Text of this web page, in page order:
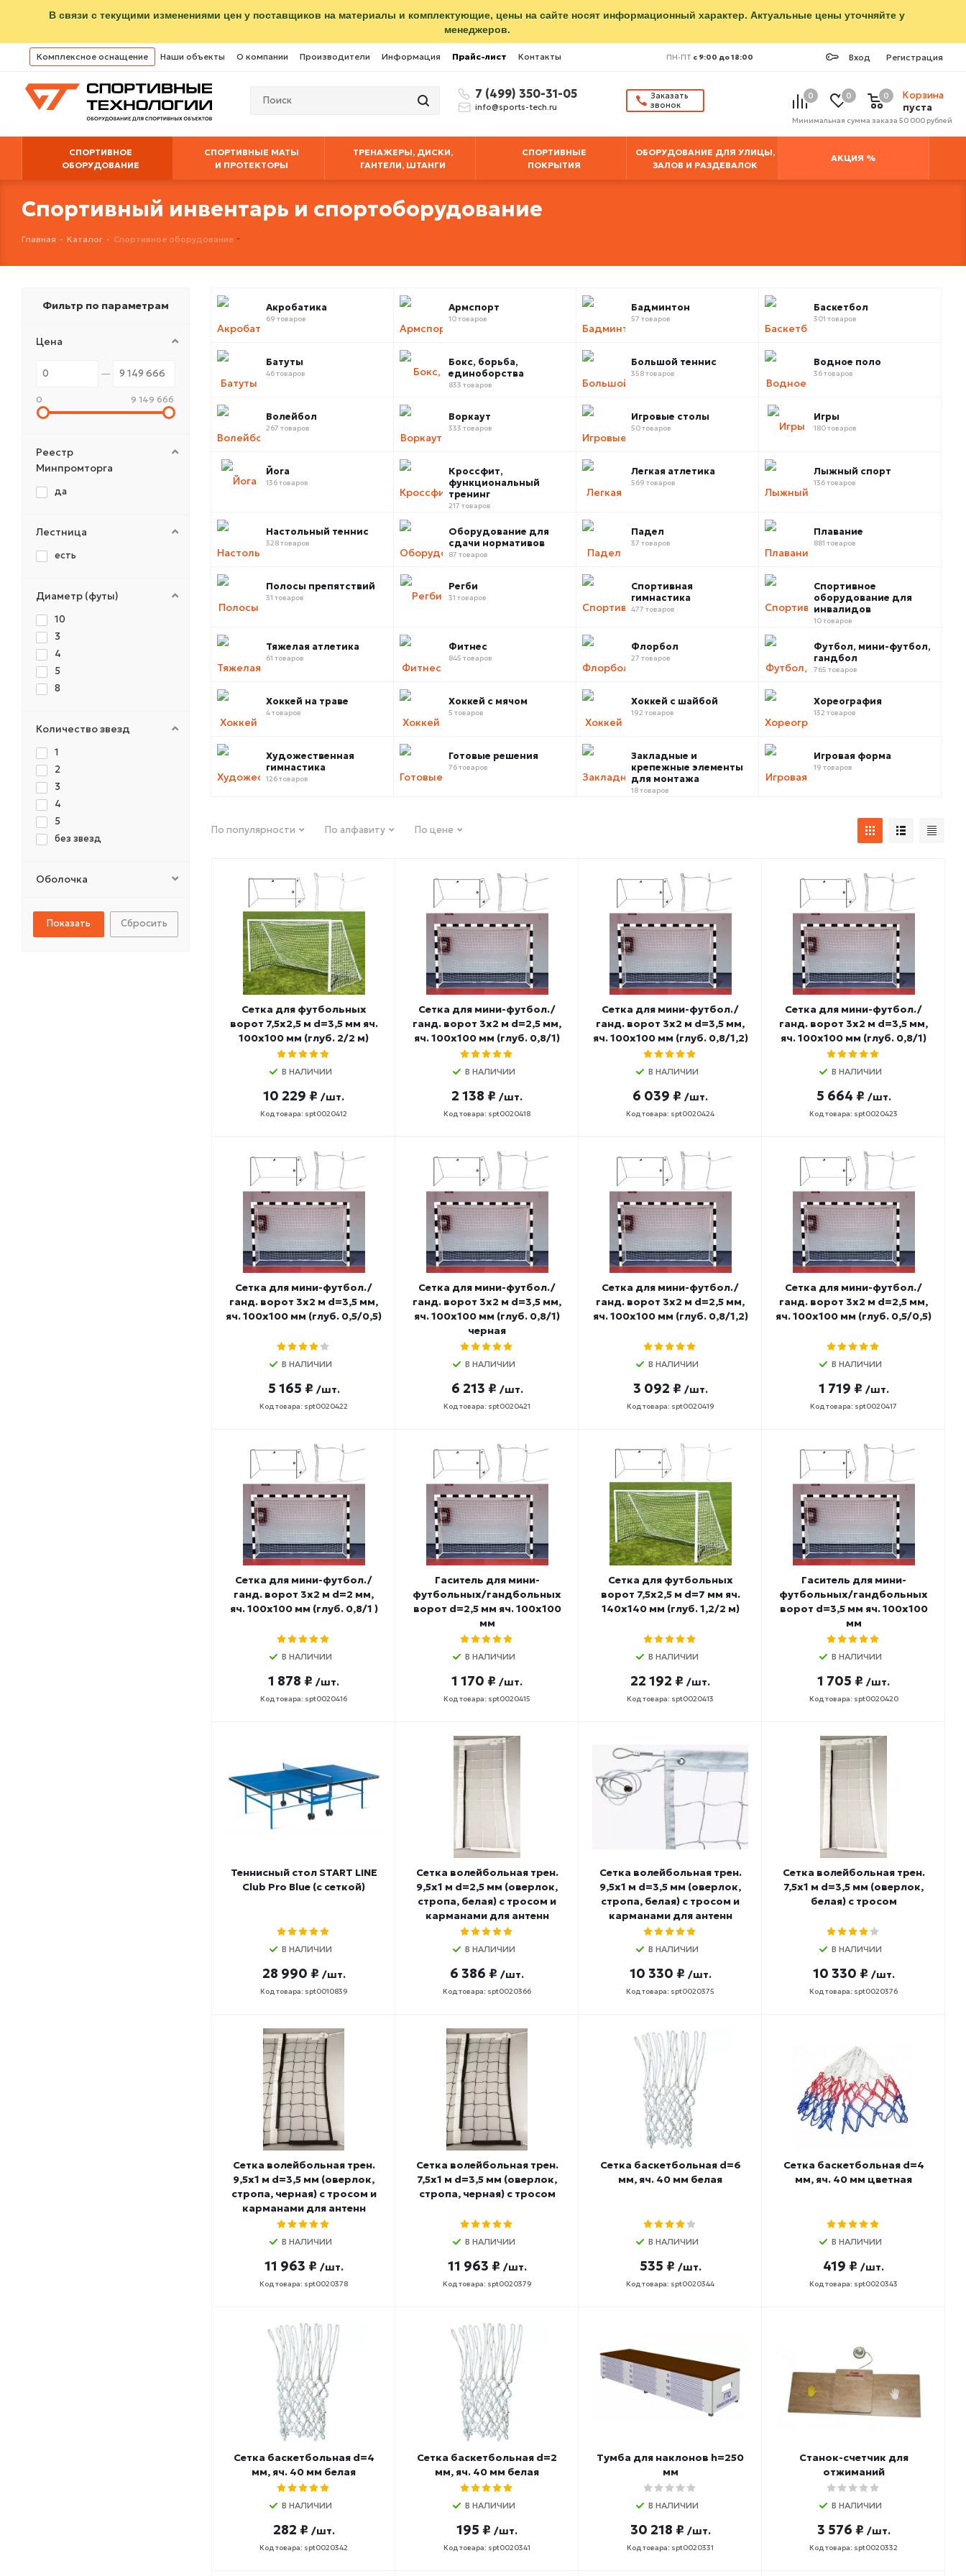
В связи с текущими изменениями цен у поставщиков на материалы и комплектующие, цены на сайте носят информационный характер. Актуальные цены уточняйте у
менеджеров.
Комплексное оснащение Наши объекты О компании Производители Информация Прайс-лист Контакты Вход Регистрация
ПН-ПТ с 9:00 до 18:00
7 (499) 350-31-05
info@sports-tech.ru
Заказать
звонок
0 0
Корзина
пуста
0
Минимальная сумма заказа 50 000 рублей
СПОРТИВНОЕ
ОБОРУДОВАНИЕ
СПОРТИВНЫЕ МАТЫ
И ПРОТЕКТОРЫ
ТРЕНАЖЕРЫ, ДИСКИ,
ГАНТЕЛИ, ШТАНГИ
СПОРТИВНЫЕ
ПОКРЫТИЯ
ОБОРУДОВАНИЕ ДЛЯ УЛИЦЫ,
ЗАЛОВ И РАЗДЕВАЛОК
АКЦИЯ %
Спортивный инвентарь и спортоборудование
Главная - Каталог - Спортивное оборудование
Акробатика
69 товаров
Армспорт
10 товаров
Бадминтон
57 товаров
Баскетбол
301 товаров
Батуты
46 товаров
Бокс, борьба,
единоборства
833 товаров
Большой теннис
358 товаров
Водное поло
36 товаров
Волейбол
267 товаров
Воркаут
333 товаров
Игровые столы
50 товаров
Игры
180 товаров
Йога
136 товаров
Кроссфит,
функциональный
тренинг
217 товаров
Легкая атлетика
569 товаров
Лыжный спорт
136 товаров
Настольный теннис
328 товаров
Оборудование для
сдачи нормативов
87 товаров
Падел
37 товаров
Плавание
881 товаров
Полосы препятствий
31 товаров
Регби
31 товаров
Спортивная
гимнастика
477 товаров
Спортивное
оборудование для
инвалидов
10 товаров
Тяжелая атлетика
61 товаров
Фитнес
845 товаров
Флорбол
27 товаров
Футбол, мини-футбол,
гандбол
765 товаров
Хоккей на траве
4 товаров
Хоккей с мячом
5 товаров
Хоккей с шайбой
192 товаров
Хореография
132 товаров
Художественная
гимнастика
126 товаров
Готовые решения
76 товаров
Закладные и
крепежные элементы
для монтажа
18 товаров
Игровая форма
19 товаров
По популярности По алфавиту По цене
Сетка для футбольных
ворот 7,5х2,5 м d=3,5 мм яч.
100х100 мм (глуб. 2/2 м)
В НАЛИЧИИ
10 229 ₽ /шт.
Код товара: spt0020412
Сетка для мини-футбол./
ганд. ворот 3х2 м d=2,5 мм,
яч. 100х100 мм (глуб. 0,8/1)
В НАЛИЧИИ
2 138 ₽ /шт.
Код товара: spt0020418
Сетка для мини-футбол./
ганд. ворот 3х2 м d=3,5 мм,
яч. 100х100 мм (глуб. 0,8/1,2)
В НАЛИЧИИ
6 039 ₽ /шт.
Код товара: spt0020424
Сетка для мини-футбол./
ганд. ворот 3х2 м d=3,5 мм,
яч. 100х100 мм (глуб. 0,8/1)
В НАЛИЧИИ
5 664 ₽ /шт.
Код товара: spt0020423
Сетка для мини-футбол./
ганд. ворот 3х2 м d=3,5 мм,
яч. 100х100 мм (глуб. 0,5/0,5)
В НАЛИЧИИ
5 165 ₽ /шт.
Код товара: spt0020422
Сетка для мини-футбол./
ганд. ворот 3х2 м d=3,5 мм,
яч. 100х100 мм (глуб. 0,8/1)
черная
В НАЛИЧИИ
6 213 ₽ /шт.
Код товара: spt0020421
Сетка для мини-футбол./
ганд. ворот 3х2 м d=2,5 мм,
яч. 100х100 мм (глуб. 0,8/1,2)
В НАЛИЧИИ
3 092 ₽ /шт.
Код товара: spt0020419
Сетка для мини-футбол./
ганд. ворот 3х2 м d=2,5 мм,
яч. 100х100 мм (глуб. 0,5/0,5)
В НАЛИЧИИ
1 719 ₽ /шт.
Код товара: spt0020417
Сетка для мини-футбол./
ганд. ворот 3х2 м d=2 мм,
яч. 100х100 мм (глуб. 0,8/1 )
В НАЛИЧИИ
1 878 ₽ /шт.
Код товара: spt0020416
Гаситель для мини-
футбольных/гандбольных
ворот d=2,5 мм яч. 100х100
мм
В НАЛИЧИИ
1 170 ₽ /шт.
Код товара: spt0020415
Сетка для футбольных
ворот 7,5х2,5 м d=7 мм яч.
140х140 мм (глуб. 1,2/2 м)
В НАЛИЧИИ
22 192 ₽ /шт.
Код товара: spt0020413
Гаситель для мини-
футбольных/гандбольных
ворот d=3,5 мм яч. 100х100
мм
В НАЛИЧИИ
1 705 ₽ /шт.
Код товара: spt0020420
Теннисный стол START LINE
Club Pro Blue (с сеткой)
В НАЛИЧИИ
28 990 ₽ /шт.
Код товара: spt0010839
Сетка волейбольная трен.
9,5х1 м d=2,5 мм (оверлок,
стропа, белая) с тросом и
карманами для антенн
В НАЛИЧИИ
6 386 ₽ /шт.
Код товара: spt0020366
Сетка волейбольная трен.
9,5х1 м d=3,5 мм (оверлок,
стропа, белая) с тросом и
карманами для антенн
В НАЛИЧИИ
10 330 ₽ /шт.
Код товара: spt0020375
Сетка волейбольная трен.
7,5х1 м d=3,5 мм (оверлок,
белая) с тросом
В НАЛИЧИИ
10 330 ₽ /шт.
Код товара: spt0020376
Сетка волейбольная трен.
9,5х1 м d=3,5 мм (оверлок,
стропа, черная) с тросом и
карманами для антенн
В НАЛИЧИИ
11 963 ₽ /шт.
Код товара: spt0020378
Сетка волейбольная трен.
7,5х1 м d=3,5 мм (оверлок,
стропа, черная) с тросом
В НАЛИЧИИ
11 963 ₽ /шт.
Код товара: spt0020379
Сетка баскетбольная d=6
мм, яч. 40 мм белая
В НАЛИЧИИ
535 ₽ /шт.
Код товара: spt0020344
Сетка баскетбольная d=4
мм, яч. 40 мм цветная
В НАЛИЧИИ
419 ₽ /шт.
Код товара: spt0020343
Сетка баскетбольная d=4
мм, яч. 40 мм белая
В НАЛИЧИИ
282 ₽ /шт.
Код товара: spt0020342
Сетка баскетбольная d=2
мм, яч. 40 мм белая
В НАЛИЧИИ
195 ₽ /шт.
Код товара: spt0020341
Тумба для наклонов h=250
мм
В НАЛИЧИИ
30 218 ₽ /шт.
Код товара: spt0020331
Станок-счетчик для
отжиманий
В НАЛИЧИИ
3 576 ₽ /шт.
Код товара: spt0020332
Фильтр по параметрам
Цена
0 9 149 666
Реестр
Минпромторга
да
Лестница
есть
Диаметр (футы)
10
3
4
5
8
Количество звезд
1
2
3
4
5
без звезд
Оболочка
Сбросить